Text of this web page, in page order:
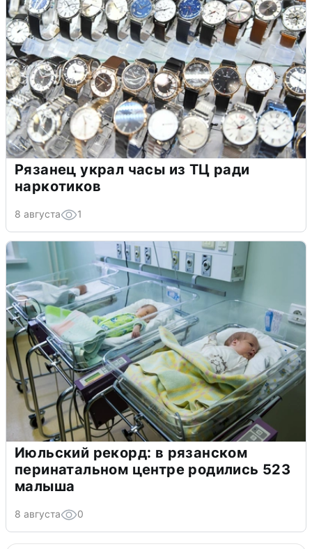
Рязанец украл часы из ТЦ ради
наркотиков
8 августа 1
Июльский рекорд: в рязанском
перинатальном центре родились 523
малыша
8 августа 0